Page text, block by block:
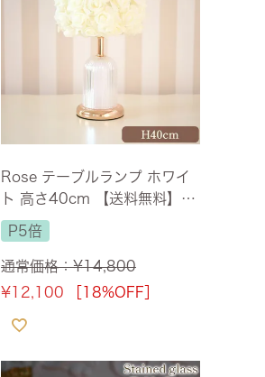
Rose テーブルランプ ホワイ
ト 高さ40cm 【送料無料】
[Y]
P5倍
通常価格：¥14,800
¥12,100 ［18%OFF］